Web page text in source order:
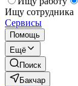
Ищу сотрудника
Сервисы
Помощь
Ещё
Поиск
Бакчар